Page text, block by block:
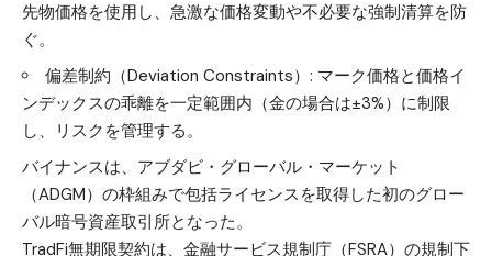
先物価格を使用し、急激な価格変動や不必要な強制清算を防
ぐ。
偏差制約（Deviation Constraints）: マーク価格と価格イ
ンデックスの乖離を一定範囲内（金の場合は±3%）に制限
し、リスクを管理する。
バイナンスは、アブダビ・グローバル・マーケット
（ADGM）の枠組みで包括ライセンスを取得した初のグロー
バル暗号資産取引所となった。
TradFi無期限契約は、金融サービス規制庁（FSRA）の規制下